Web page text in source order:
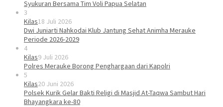
Syukuran Bersama Tim Voli Papua Selatan
3
Kilas18 Juli 2026
Dwi Juniarti Nahkodai Klub Jantung Sehat Animha Merauke
Periode 2026-2029
4
Kilas9 Juli 2026
Polres Merauke Borong Penghargaan dari Kapolri
5
Kilas20 Juni 2026
Polsek Kurik Gelar Bakti Religi di Masjid At-Taqwa Sambut Hari
Bhayangkara ke-80